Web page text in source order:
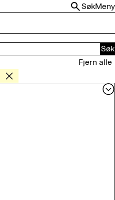
SøkMeny
Søk
Fjern alle